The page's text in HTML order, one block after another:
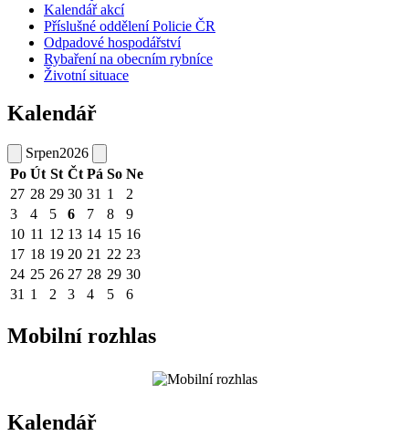
Kalendář akcí
Příslušné oddělení Policie ČR
Odpadové hospodářství
Rybaření na obecním rybníce
Životní situace
Kalendář
Srpen2026
Po Út St Čt Pá So Ne
27 28 29 30 31 1
2
3
4 5 6 7 8
9
10 11 12 13 14 15 16
17 18 19 20 21 22 23
24 25 26 27 28 29 30
31 1 2 3 4 5 6
Mobilní rozhlas
Kalendář